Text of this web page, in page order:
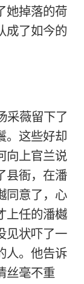
她掉落的荷
成了如今的
采薇留下了
。这些好却
向上官兰说
县衙，在潘
同意了，心
上任的潘樾
见状吓了一
人。他告诉
丝毫不重